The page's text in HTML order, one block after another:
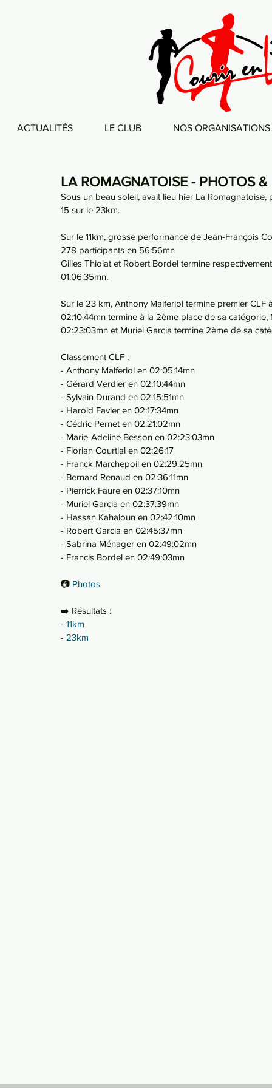
ACTUALITÉS LE CLUB NOS ORGANISATIONS
LA ROMAGNATOISE - PHOTOS &
Sous un beau soleil, avait lieu hier La
15 sur le 23km.
Sur le 11km, grosse performance de Jean-François
278 participants en 56:56mn
Gilles Thiolat et Robert Bordel termine
01:06:35mn.
Sur le 23 km, Anthony Malferiol termine premier
02:10:44mn termine à la 2ème place de sa
02:23:03mn et Muriel Garcia termine 2ème de sa
Classement CLF :
- Anthony Malferiol en 02:05:14mn
- Gérard Verdier en 02:10:44mn
- Sylvain Durand en 02:15:51mn
- Harold Favier en 02:17:34mn
- Cédric Pernet en 02:21:02mn
- Marie-Adeline Besson en 02:23:03mn
- Florian Courtial en 02:26:17
- Franck Marchepoil en 02:29:25mn
- Bernard Renaud en 02:36:11mn
- Pierrick Faure en 02:37:10mn
- Muriel Garcia en 02:37:39mn
- Hassan Kahaloun en 02:42:10mn
- Robert Garcia en 02:45:37mn
- Sabrina Ménager en 02:49:02mn
- Francis Bordel en 02:49:03mn
📷 Photos
➡️ Résultats :
- 11km
- 23km